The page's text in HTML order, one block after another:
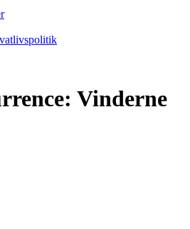
Vinderne